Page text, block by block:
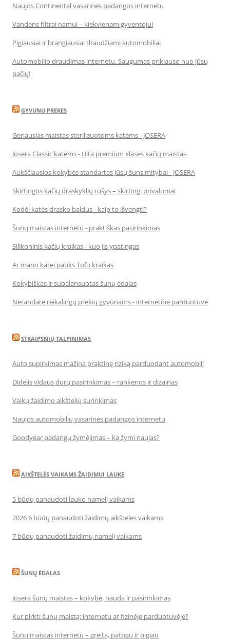
Naujos Continental vasarinės padangos internetu
Vandens filtrai namui – kiekvienam gyventojui
Pigiausiai ir brangiausiai draudžiami automobiliai
Automobilio draudimas internetu. Saugumas priklauso nuo Jūsų
pačių!
GYVUNU PREKES
Geriausias maistas sterilizuotoms katėms - JOSERA
Josera Classic katėms - Ulta premium klasės kačių maistas
Aukščiausios kokybės standartas Jūsų šuns mitybai - JOSERA
Skirtingos kačių draskyklių rūšys – skirtingi privalumai
Kodėl katės drasko baldus - kaip to išvengti?
Šunų maistas internetu - praktiškas pasirinkimas
Silikoninis kačių kraikas - kuo jis ypatingas
Ar mano katei patiks Tofu kraikas
Kokybiškas ir subalansuotas šunų ėdalas
Nerandate reikalingų prekių gyvūnams - internetinė parduotuvė
STRAIPSNIŲ TALPINIMAS
Auto supirkimas mažina praktinę riziką parduodant automobilį
Didelis vidaus durų pasirinkimas – rankenos ir dizainas
Vaikų žaidimo aikštelių surinkimas
Naujos automobilių vasarinės padangos internetu
Goodyear padangų žymėjimas – ką žymi naujas?
AIKŠTELĖS VAIKAMS ŽAIDIMUI LAUKE
5 būdų panaudoti lauko namelį vaikams
2026 6 būdų panaudoti žaidimų aikšteles vaikams
7 būdų panaudoti žaidimų namelį vaikams
ŠUNŲ ĖDALAS
Josera šunų maistas – kokybė, nauda ir pasirinkimas
Kur pirkti šunų maistą: internetu ar fizinėje parduotuvėje?
Šunų maistas internetu – greita, patogu ir pigiau